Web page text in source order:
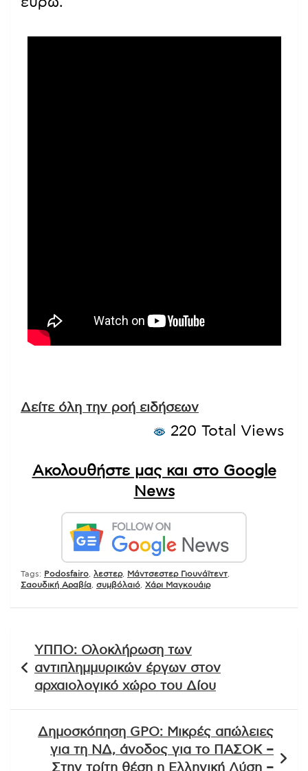
Δείτε όλη την ροή ειδήσεων
220 Total Views
Ακολουθήστε μας και στο Google
News
Tags: Podosfairo λεστερ, Μάντσεστερ Γιουνάϊτεντ
Σαουδική Αραβία συμβόλαιό Χάρι Μαγκουάιρ
άρθρων
ΥΠΠΟ: Ολοκλήρωση των
αντιπλημμυρικών έργων στον
αρχαιολογικό χώρο του Δίου
Δημοσκόπηση GPO: Μικρές απώλειες
για τη ΝΔ, άνοδος για το ΠΑΣΟΚ –
Στην τρίτη θέση η Ελληνική Λύση –